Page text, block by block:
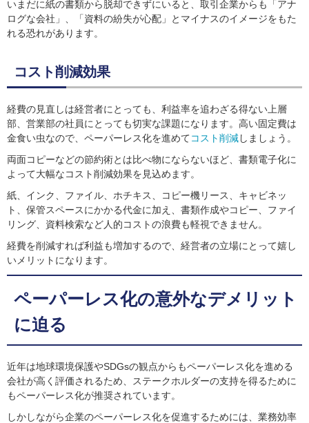
いまだに紙の書類から脱却できずにいると、取引企業からも「アナ
ログな会社」、「資料の紛失が心配」とマイナスのイメージをもた
れる恐れがあります。
コスト削減効果
経費の見直しは経営者にとっても、利益率を追わざる得ない上層
部、営業部の社員にとっても切実な課題になります。高い固定費は
金食い虫なので、ペーパーレス化を進めてコスト削減しましょう。
両面コピーなどの節約術とは比べ物にならないほど、書類電子化に
よって大幅なコスト削減効果を見込めます。
紙、インク、ファイル、ホチキス、コピー機リース、キャビネッ
ト、保管スペースにかかる代金に加え、書類作成やコピー、ファイ
リング、資料検索など人的コストの浪費も軽視できません。
経費を削減すれば利益も増加するので、経営者の立場にとって嬉し
いメリットになります。
ペーパーレス化の意外なデメリット
に迫る
近年は地球環境保護やSDGsの観点からもペーパーレス化を進める
会社が高く評価されるため、ステークホルダーの支持を得るために
もペーパーレス化が推奨されています。
しかしながら企業のペーパーレス化を促進するためには、業務効率